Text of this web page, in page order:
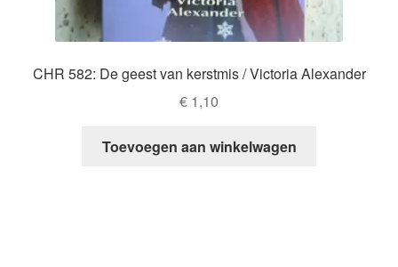
CHR 582: De geest van kerstmis / Victoria Alexander
€ 1,10
Toevoegen aan winkelwagen